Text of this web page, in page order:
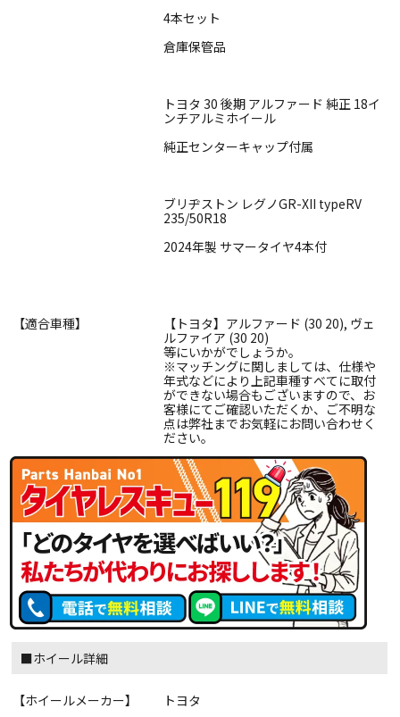
4本セット
倉庫保管品
トヨタ 30 後期 アルファード 純正 18イ
ンチアルミホイール
純正センターキャップ付属
ブリヂストン レグノGR-XII typeRV
235/50R18
2024年製 サマータイヤ4本付
【適合車種】
【トヨタ】アルファード (30 20), ヴェ
ルファイア (30 20)
等にいかがでしょうか。
※マッチングに関しましては、仕様や
年式などにより上記車種すべてに取付
ができない場合もございますので、お
客様にてご確認いただくか、ご不明な
点は弊社までお気軽にお問い合わせく
ださい。
■ホイール詳細
【ホイールメーカー】
トヨタ